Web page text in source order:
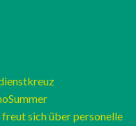
sich über personelle